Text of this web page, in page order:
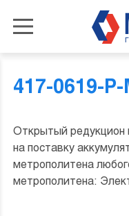
417-0619-
Открытый редукцион
на поставку
метрополитена
метрополитена: